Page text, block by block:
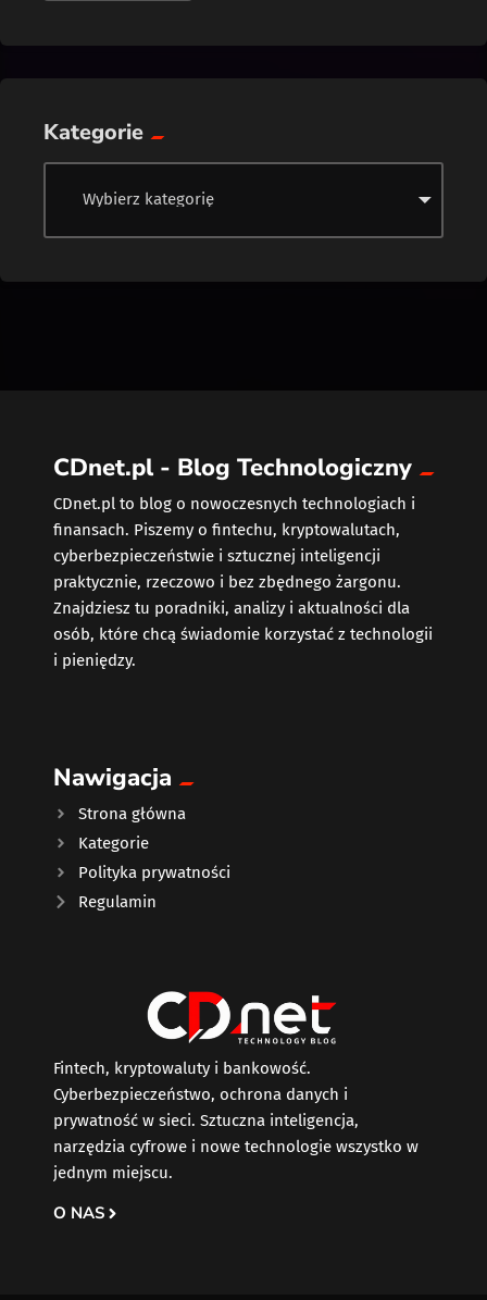
Kategorie
CDnet.pl - Blog Technologiczny
CDnet.pl to blog o nowoczesnych technologiach i
finansach. Piszemy o fintechu, kryptowalutach,
cyberbezpieczeństwie i sztucznej inteligencji
praktycznie, rzeczowo i bez zbędnego żargonu.
Znajdziesz tu poradniki, analizy i aktualności dla
osób, które chcą świadomie korzystać z technologii
i pieniędzy.
Nawigacja
Strona główna
Kategorie
Polityka prywatności
Regulamin
Fintech, kryptowaluty i bankowość.
Cyberbezpieczeństwo, ochrona danych i
prywatność w sieci. Sztuczna inteligencja,
narzędzia cyfrowe i nowe technologie wszystko w
jednym miejscu.
O NAS